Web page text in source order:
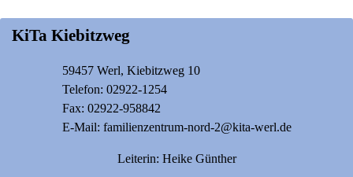
KiTa Kiebitzweg
59457 Werl, Kiebitzweg 10
Telefon: 02922-1254
Fax: 02922-958842
E-Mail: familienzentrum-nord-2@kita-werl.de
Leiterin: Heike Günther